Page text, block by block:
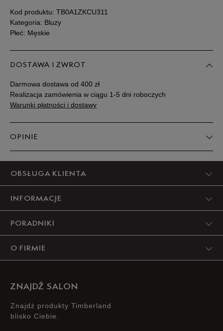
Kod produktu: TB0A1ZKCU311
Kategoria: Bluzy
Płeć: Męskie
DOSTAWA I ZWROT
Darmowa dostawa od 400 zł
Realizacja zamówienia w ciągu 1-5 dni roboczych
Warunki płatności i dostawy
OPINIE
OBSŁUGA KLIENTA
INFORMACJE
PORADNIKI
O FIRMIE
ZNAJDŹ SALON
Znajdż produkty Timberland
blisko Ciebie.